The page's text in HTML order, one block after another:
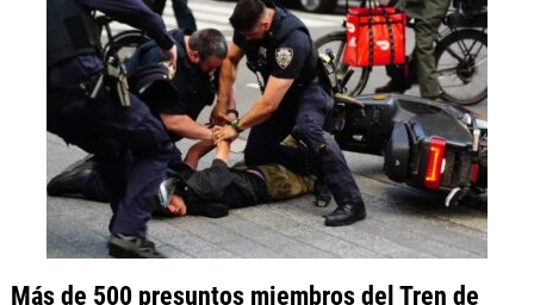
Más de 500 presuntos miembros del Tren de